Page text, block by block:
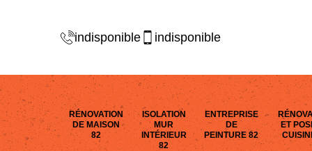
indisponible indisponible
RÉNOVATION
DE MAISON
82
ISOLATION
MUR
INTÉRIEUR
82
ENTREPRISE
DE
PEINTURE 82
ET